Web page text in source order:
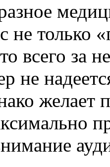
не только
всего за
не
желает